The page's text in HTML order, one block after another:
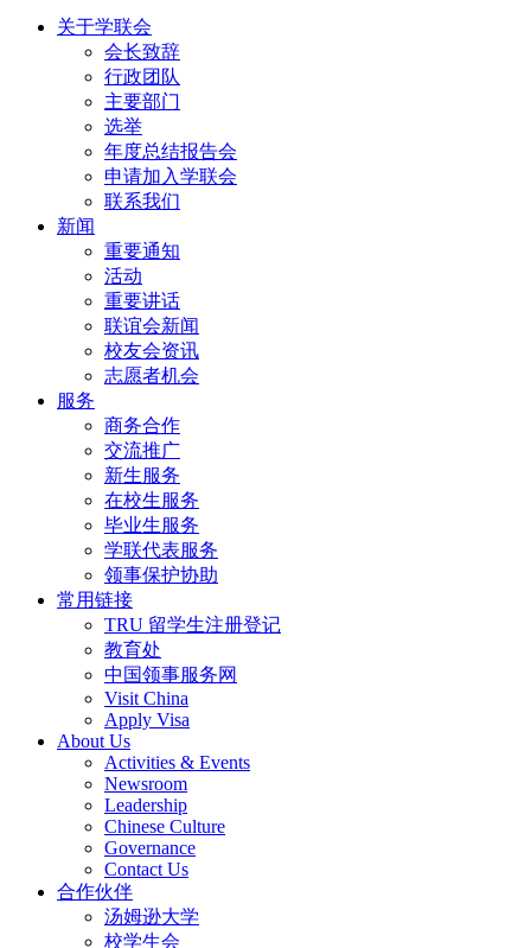
关于学联会
会长致辞
行政团队
主要部门
选举
年度总结报告会
申请加入学联会
联系我们
新闻
重要通知
活动
重要讲话
联谊会新闻
校友会资讯
志愿者机会
服务
商务合作
交流推广
新生服务
在校生服务
毕业生服务
学联代表服务
领事保护协助
常用链接
TRU 留学生注册登记
教育处
中国领事服务网
Visit China
Apply Visa
About Us
Activities & Events
Newsroom
Leadership
Chinese Culture
Governance
Contact Us
合作伙伴
汤姆逊大学
校学生会